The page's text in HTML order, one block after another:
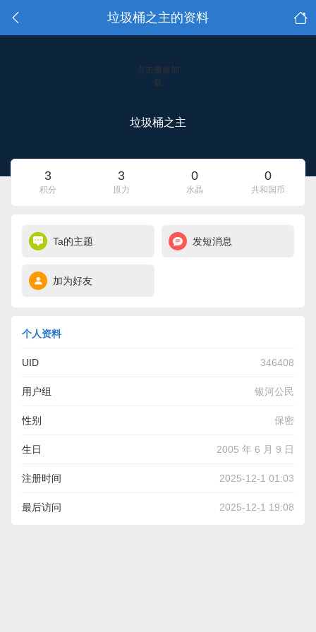
垃圾桶之主的资料
点击重新加
载
垃圾桶之主
3
积分
3
原力
0
水晶
0
共和国币
Ta的主题 发短消息
加为好友
个人资料
UID 346408
用户组 银河公民
性别 保密
生日 2005 年 6 月 9 日
注册时间 2025-12-1 01:03
最后访问 2025-12-1 19:08